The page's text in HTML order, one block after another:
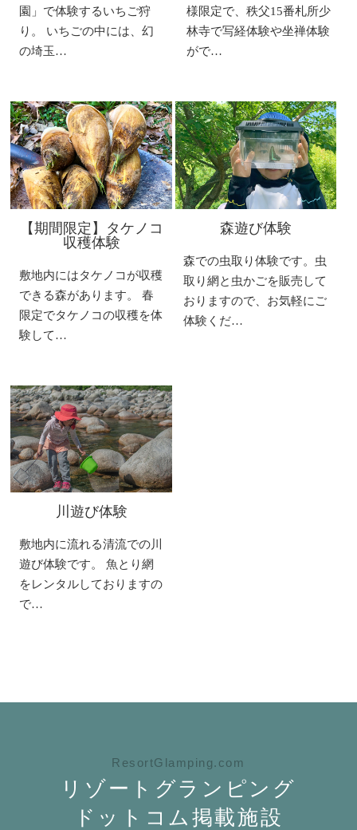
園」で体験するいちご狩
り。 いちごの中には、幻
の埼玉…
様限定で、秩父15番札所少
林寺で写経体験や坐禅体験
がで…
【期間限定】タケノコ
収穫体験
敷地内にはタケノコが収穫
できる森があります。 春
限定でタケノコの収穫を体
験して…
森遊び体験
森での虫取り体験です。虫
取り網と虫かごを販売して
おりますので、お気軽にご
体験くだ…
川遊び体験
敷地内に流れる清流での川
遊び体験です。 魚とり網
をレンタルしておりますの
で…
ResortGlamping.com
リゾートグランピング
ドットコム掲載施設